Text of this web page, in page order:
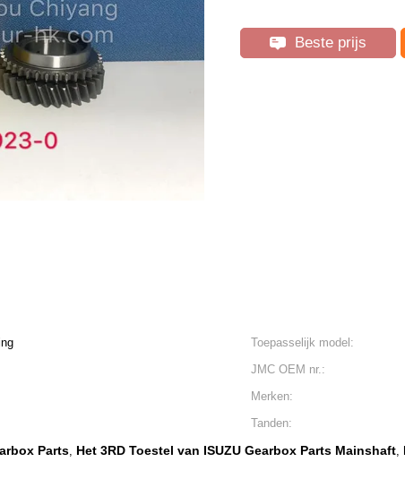
Beste prijs
Toepasselijk model:
JMC OEM nr.:
Merken:
Tanden:
Parts, Het 3RD Toestel van ISUZU Gearbox Parts Mainshaft,